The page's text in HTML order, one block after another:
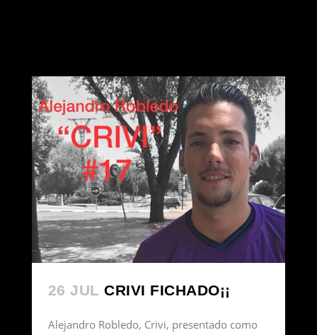
26 JUL CRIVI FICHADO¡¡
Alejandro Robledo, Crivi, presentado como